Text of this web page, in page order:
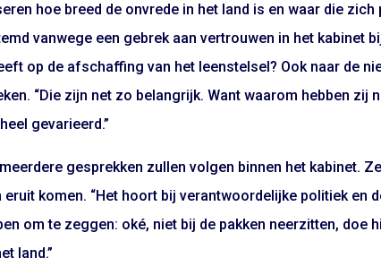
hoe breed de onvrede in het land is en waar die
vanwege een gebrek aan vertrouwen in het kabinet
op de afschaffing van het leenstelsel? Ook naar de
“Die zijn net zo belangrijk. Want waarom hebben zij
gevarieerd.”
gesprekken zullen volgen binnen het kabinet.
eruit komen. “Het hoort bij verantwoordelijke politiek en
om te zeggen: oké, niet bij de pakken neerzitten, doe
land.”